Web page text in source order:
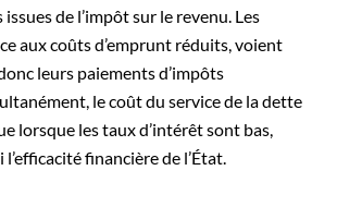
de l’impôt sur le revenu. Les
aux coûts d’emprunt réduits, voient
leurs paiements d’impôts
le coût du service de la dette
lorsque les taux d’intérêt sont bas,
financière de l’État.